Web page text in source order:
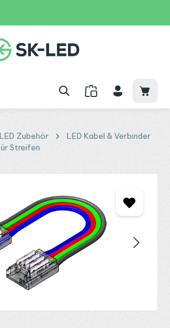
LED Zubehör
LED Kabel & Verbinder
Streifen